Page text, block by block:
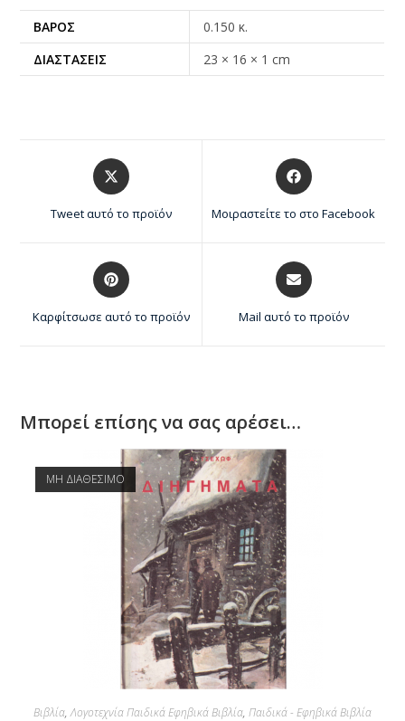
ΒΆΡΟΣ
0.150 κ.
ΔΙΑΣΤΆΣΕΙΣ
23 × 16 × 1 cm
Tweet αυτό το προϊόν Μοιραστείτε το στο Facebook
Καρφίτσωσε αυτό το προϊόν Mail αυτό το προϊόν
Μπορεί επίσης να σας αρέσει…
ΜΗ ΔΙΑΘΕΣΙΜΟ
Βιβλία,Λογοτεχνία Παιδικά Εφηβικά Βιβλία, Παιδικά - Εφηβικά Βιβλία